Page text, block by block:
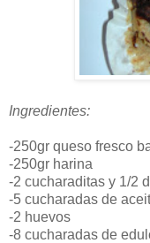
Ingredientes:
-250gr queso fresco
-250gr harina
-2 cucharaditas y 1/2
-5 cucharadas de
-2 huevos
-8 cucharadas de